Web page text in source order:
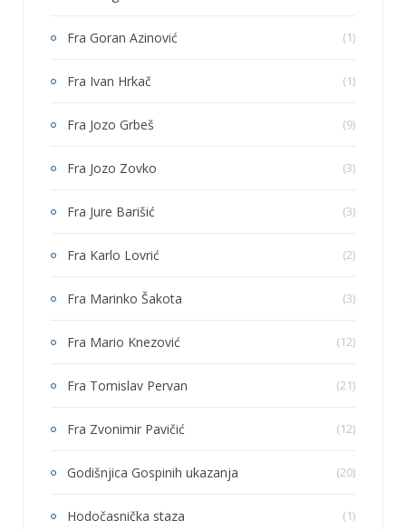
Fra Goran Azinović (1)
Fra Ivan Hrkač (1)
Fra Jozo Grbeš (9)
Fra Jozo Zovko (3)
Fra Jure Barišić (3)
Fra Karlo Lovrić (2)
Fra Marinko Šakota (3)
Fra Mario Knezović (12)
Fra Tomislav Pervan (21)
Fra Zvonimir Pavičić (12)
Godišnjica Gospinih ukazanja (20)
Hodočasnička staza (1)